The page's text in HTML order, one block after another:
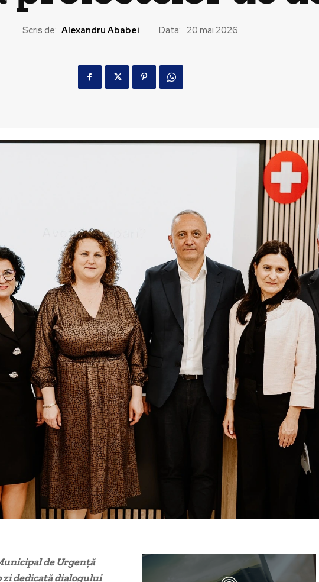
Scris de: Alexandru Ababei Data: 20 mai 2026
de Urgență
zi dedicată dialogului